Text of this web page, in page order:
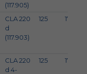
(117.905)
CLA 220
d
(117.903)
125 170
CLA 220
d 4-
125 170